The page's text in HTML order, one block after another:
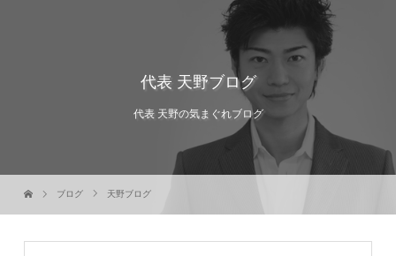
代表 天野ブログ
代表 天野の気まぐれブログ
ブログ 天野ブログ